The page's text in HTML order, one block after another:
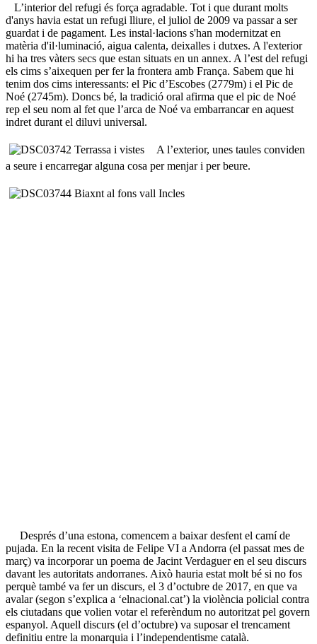
L’interior del refugi és força agradable. Tot i que durant molts
d'anys havia estat un refugi lliure, el juliol de 2009 va passar a ser
guardat i de pagament. Les instal·lacions s'han modernitzat en
matèria d'il·luminació, aigua calenta, deixalles i dutxes. A l'exterior
hi ha tres vàters secs que estan situats en un annex. A l’est del refugi
els cims s’aixequen per fer la frontera amb França. Sabem que hi
tenim dos cims interessants: el Pic d’Escobes (2779m) i el Pic de
Noé (2745m). Doncs bé, la tradició oral afirma que el pic de Noé
rep el seu nom al fet que l’arca de Noé va embarrancar en aquest
indret durant el diluvi universal.
A l’exterior, unes taules conviden
a seure i encarregar alguna cosa per menjar i per beure.
Després d’una estona, comencem a baixar desfent el camí de
pujada. En la recent visita de Felipe VI a Andorra (el passat mes de
març) va incorporar un poema de Jacint Verdaguer en el seu discurs
davant les autoritats andorranes. Això hauria estat molt bé si no fos
perquè també va fer un discurs, el 3 d’octubre de 2017, en que va
avalar (segon s’explica a ‘elnacional.cat’) la violència policial contra
els ciutadans que volien votar el referèndum no autoritzat pel govern
espanyol. Aquell discurs (el d’octubre) va suposar el trencament
definitiu entre la monarquia i l’independentisme català.